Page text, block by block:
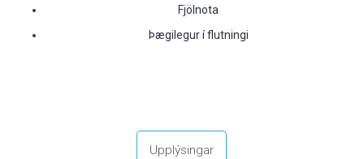
Fjölnota
Þægilegur í flutningi
Upplýsingar